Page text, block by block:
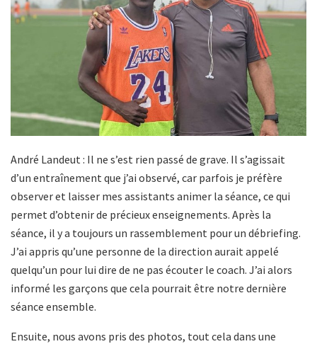
André Landeut : Il ne s’est rien passé de grave. Il s’agissait
d’un entraînement que j’ai observé, car parfois je préfère
observer et laisser mes assistants animer la séance, ce qui
permet d’obtenir de précieux enseignements. Après la
séance, il y a toujours un rassemblement pour un débriefing.
J’ai appris qu’une personne de la direction aurait appelé
quelqu’un pour lui dire de ne pas écouter le coach. J’ai alors
informé les garçons que cela pourrait être notre dernière
séance ensemble.
Ensuite, nous avons pris des photos, tout cela dans une